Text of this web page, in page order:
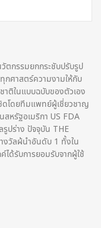
ตกรรมยกกระชับปรับรูป
กศาสตร์ความงามให้กับ
ติในแบบฉบับของตัวเอง
ดโดยทีมแพทย์ผู้เชี่ยวชาญ
หรัฐอเมริกา US FDA
รูปร่าง ปัจจุบัน THE
งวัลผ้นำอันดับ 1 ทั้งใน
ได้รับการยอมรับจากผู้ใช้